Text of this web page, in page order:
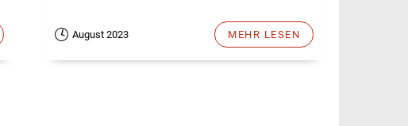
August 2023 MEHR LESEN